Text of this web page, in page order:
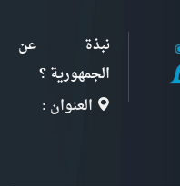
نبذة عن
الجمهورية ؟
العنوان :